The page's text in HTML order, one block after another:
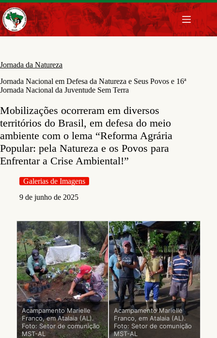
Pular
para
o
conteúdo
Jornada da Natureza
Jornada Nacional em Defesa da Natureza e Seus Povos e 16ª
Jornada Nacional da Juventude Sem Terra
Mobilizações ocorreram em diversos
territórios do Brasil, em defesa do meio
ambiente com o lema “Reforma Agrária
Popular: pela Natureza e os Povos para
Enfrentar a Crise Ambiental!”
Galerias de Imagens
9 de junho de 2025
Acampamento Marielle
Franco, em Atalaia (AL).
Foto: Setor de comunição
MST-AL
Acampamento Marielle
Franco, em Atalaia (AL).
Foto: Setor de comunição
MST-AL